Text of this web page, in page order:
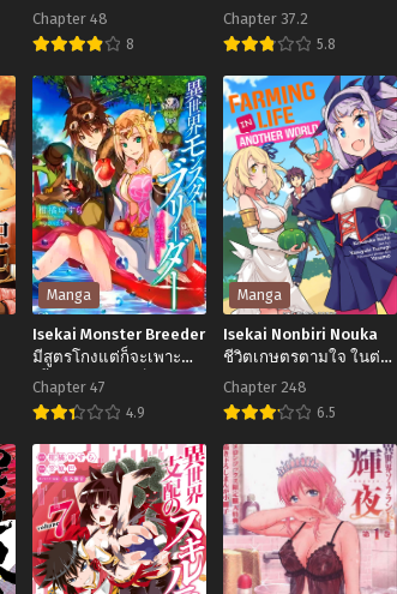
Tairyou no Yandere
Shinja wo Umidashite
Shimatta Ken
Chapter 48
8
de
Haishin
Katsudou
wo
Shitara
Tairyou
no
Yandere
Shinja
wo
Umidashite
Shimatta
Ken
Chapter 37.2
5.8
de
Slow
Life
wo
(Ganbou)
Manga
Isekai Monster Breeder
มีสูตรโกงแต่ก็จะเพาะ
เลี้ยงอย่างค่อยเป็นค่อยไป
ครับ
Chapter 47
4.9
Monster
Breeder
มี
สูตร
Manga
Isekai Nonbiri Nouka
ชีวิตเกษตรตามใจ ในต่าง
โลก
Chapter 248
6.5
Nonbiri
Nouka
ชีวิต
เกษตร